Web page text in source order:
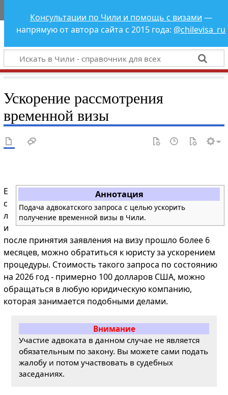
Чили - справочник
для всех
Консультации по Чили и помощь с визами —
напрямую от автора сайта с 2015 года: @chilevisa_ru
Ускорение рассмотрения
временной визы
Аннотация
Подача адвокатского запроса с целью ускорить
получение временной визы в Чили.
Е
с
л
и
после принятия заявления на визу прошло более 6
месяцев, можно обратиться к юристу за ускорением
процедуры. Стоимость такого запроса по состоянию
на 2026 год - примерно 100 долларов США, можно
обращаться в любую юридическую компанию,
которая занимается подобными делами.
Внимание
Участие адвоката в данном случае не является
обязательным по закону. Вы можете сами подать
жалобу и потом участвовать в судебных
заседаниях.